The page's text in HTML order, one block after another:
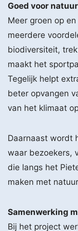
Goed voor
Meer groen op
meerdere
biodiversiteit,
maakt het
Tegelijk helpt
beter opvangen
van het klimaat
Daarnaast wordt
waar bezoekers,
die langs het
maken met
Samenwerking
Bij het project